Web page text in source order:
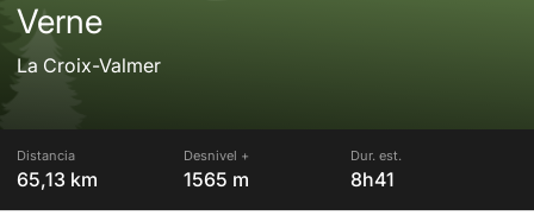
Verne
La Croix-Valmer
Distancia
65,13 km
Desnivel +
1565 m
Dur. est.
8h41